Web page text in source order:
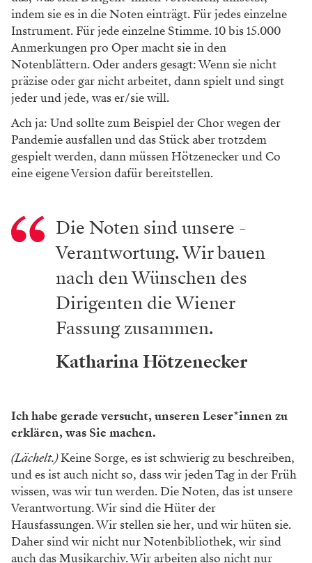
Wiener Staatsoper
Staatsoper: Auf diese sieben
Premieren freuen wir uns!
Viel Mozart und Puccini. Außerdem: John
Malkovich...
VON REDAKTION
Denn jede*r Dirigent*in und auch jede*r Regisseur*in
hat seine eigene Vorstellung, wie eine Oper gespielt
werden soll. Sie streichen Teile und sie lassen das
Orchester einmal lauter oder leiser spielen, einmal
schneller oder langsamer. Sie definieren den
beim Neujahrskonzert, verschmiert, dann wieder, wie
das, was sich Dirigent*innen vorstellen, umsetzt,
indem sie es in die Noten einträgt. Für jedes einzelne
Instrument. Für jede einzelne Stimme. 10 bis 15.000
Anmerkungen pro Oper macht sie in den
Notenblättern. Oder anders gesagt: Wenn sie nicht
präzise oder gar nicht arbeitet, dann spielt und singt
jeder und jede, was er/sie will.
WERBUNG